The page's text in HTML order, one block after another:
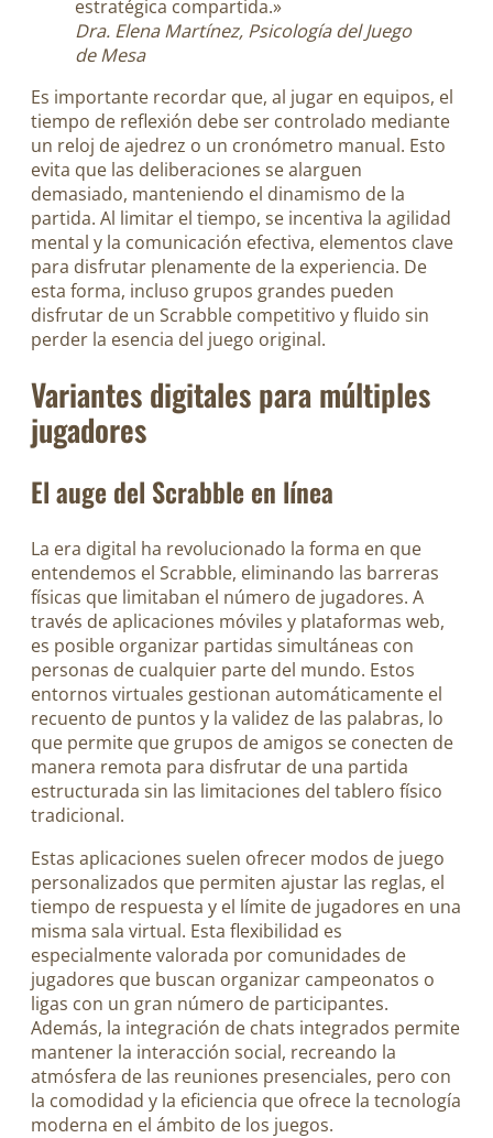
estratégica compartida.»
Dra. Elena Martínez, Psicología del Juego
de Mesa
Es importante recordar que, al jugar en equipos, el
tiempo de reflexión debe ser controlado mediante
un reloj de ajedrez o un cronómetro manual. Esto
evita que las deliberaciones se alarguen
demasiado, manteniendo el dinamismo de la
partida. Al limitar el tiempo, se incentiva la agilidad
mental y la comunicación efectiva, elementos clave
para disfrutar plenamente de la experiencia. De
esta forma, incluso grupos grandes pueden
disfrutar de un Scrabble competitivo y fluido sin
perder la esencia del juego original.
Variantes digitales para múltiples
jugadores
El auge del Scrabble en línea
La era digital ha revolucionado la forma en que
entendemos el Scrabble, eliminando las barreras
físicas que limitaban el número de jugadores. A
través de aplicaciones móviles y plataformas web,
es posible organizar partidas simultáneas con
personas de cualquier parte del mundo. Estos
entornos virtuales gestionan automáticamente el
recuento de puntos y la validez de las palabras, lo
que permite que grupos de amigos se conecten de
manera remota para disfrutar de una partida
estructurada sin las limitaciones del tablero físico
tradicional.
Estas aplicaciones suelen ofrecer modos de juego
personalizados que permiten ajustar las reglas, el
tiempo de respuesta y el límite de jugadores en una
misma sala virtual. Esta flexibilidad es
especialmente valorada por comunidades de
jugadores que buscan organizar campeonatos o
ligas con un gran número de participantes.
Además, la integración de chats integrados permite
mantener la interacción social, recreando la
atmósfera de las reuniones presenciales, pero con
la comodidad y la eficiencia que ofrece la tecnología
moderna en el ámbito de los juegos.